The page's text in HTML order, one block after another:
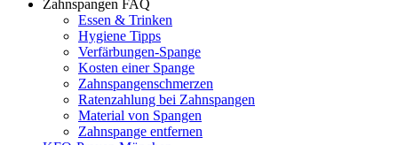
Zahnspangen FAQ
Essen & Trinken
Hygiene Tipps
Verfärbungen-Spange
Kosten einer Spange
Zahnspangen­schmerzen
Ratenzahlung bei Zahnspangen
Material von Spangen
Zahnspange entfernen